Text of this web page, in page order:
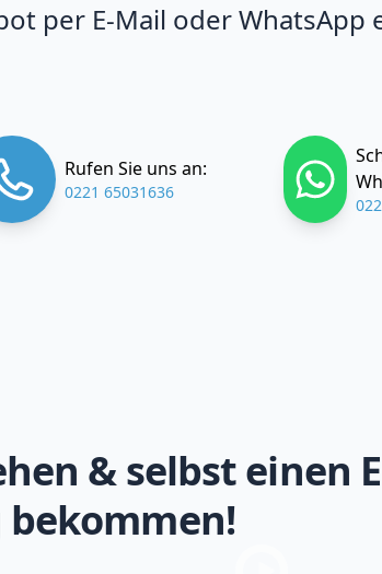
per E-Mail oder WhatsApp
Rufen Sie uns an:
0221 65031636
& selbst einen